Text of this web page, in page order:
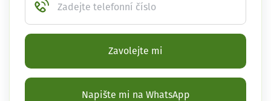
Zadejte telefonní číslo
Zavolejte mi
Napište mi na WhatsApp